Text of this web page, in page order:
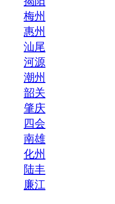
梅州
惠州
汕尾
河源
潮州
韶关
肇庆
四会
南雄
化州
陆丰
廉江